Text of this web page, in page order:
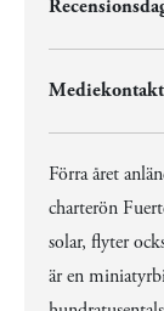
Förra året
charterön
solar, flyter
är en